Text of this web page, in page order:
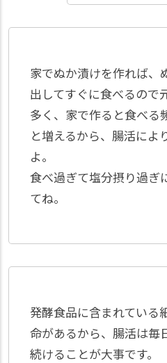
家でぬか漬けを作れば、
出してすぐに食べるので
多く、家で作ると食べる
と増えるから、腸活によ
よ。
食べ過ぎて塩分摂り過ぎ
てね。
発酵食品に含まれている
命があるから、腸活は毎
続けることが大事です。